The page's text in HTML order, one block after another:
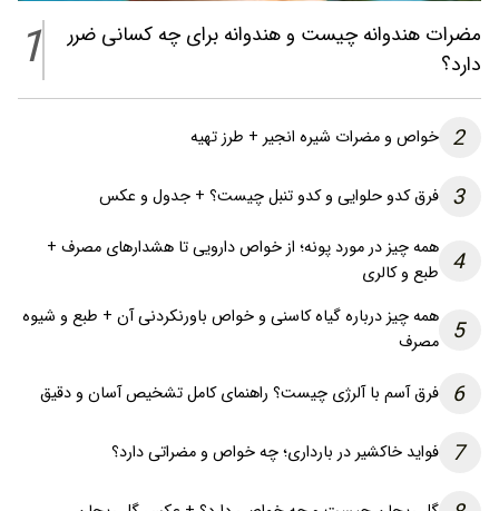
مضرات هندوانه چیست و هندوانه برای چه کسانی ضرر
دارد؟
1
2 خواص و مضرات شیره انجیر + طرز تهیه
3 فرق کدو حلوایی و کدو تنبل چیست؟ + جدول و عکس
4 همه چیز در مورد پونه؛ از خواص دارویی تا هشدارهای مصرف +
طبع و کالری
5
همه چیز درباره گیاه کاسنی و خواص باورنکردنی آن + طبع و شیوه
مصرف
6 فرق آسم با آلرژی چیست؟ راهنمای کامل تشخیص آسان و دقیق
7 فواید خاکشیر در بارداری؛ چه خواص و مضراتی دارد؟